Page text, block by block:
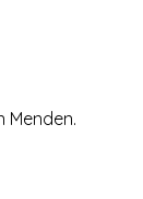
Menden.